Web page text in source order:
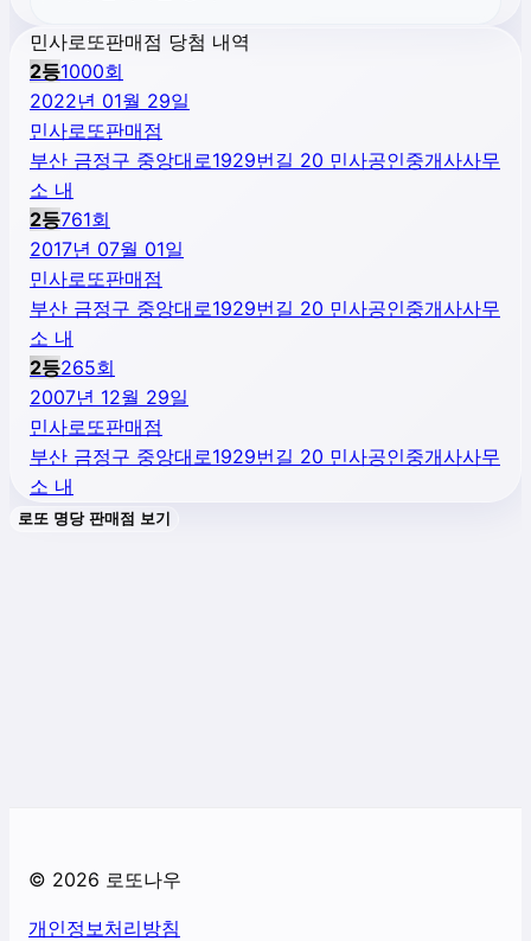
민사로또판매점 당첨 내역
2등1000회
2022년 01월 29일
민사로또판매점
부산 금정구 중앙대로1929번길 20 민사공인중개사사무
소 내
2등761회
2017년 07월 01일
민사로또판매점
부산 금정구 중앙대로1929번길 20 민사공인중개사사무
소 내
2등265회
2007년 12월 29일
민사로또판매점
부산 금정구 중앙대로1929번길 20 민사공인중개사사무
소 내
로또 명당 판매점 보기
© 2026 로또나우
개인정보처리방침